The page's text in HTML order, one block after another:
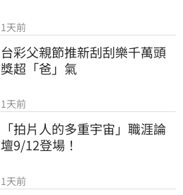
1天前
台彩父親節推新刮刮樂千萬頭
獎超「爸」氣
1天前
「拍片人的多重宇宙」職涯論
壇9/12登場！
1天前